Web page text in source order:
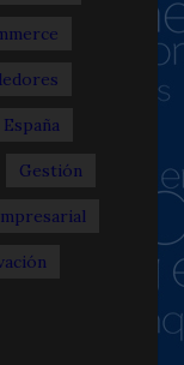
España
Gestión